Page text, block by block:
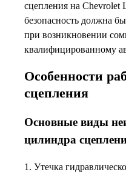
сцепления на Chevrolet
безопасность должна
при возникновении
квалифицированному
Особенности
сцепления
Основные виды
цилиндра
1. Утечка